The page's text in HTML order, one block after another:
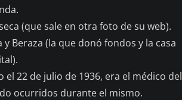
(que sale en otra foto de su web).
Beraza (la que donó fondos y la casa
22 de julio de 1936, era el médico del
ocurridos durante el mismo.